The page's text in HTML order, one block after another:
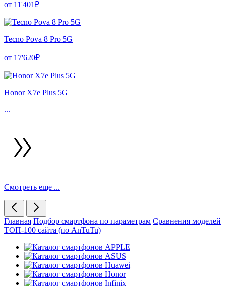
от 11'401₽
Tecno Pova 8 Pro 5G
от 17'620₽
Honor X7e Plus 5G
...
Смотреть еще ...
Главная Подбор смартфона по параметрам Сравнения моделей
ТОП-100 сайта (по AnTuTu)